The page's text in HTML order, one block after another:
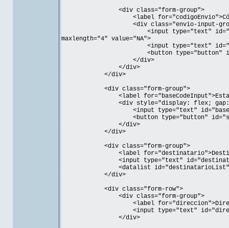
<div class="form-group">
<label for="codigoEnvio">Código
<div class="envio-input-
<input type="text"
maxlength="4" value="NA">
<input type="text"
<button type="button"
</div>
</div>
</div>
<div class="form-group">
<label
<div style="display: flex; gap:
<input type="text"
<button type="button"
</div>
</div>
<div class="form-group">
<label
<input type="text" id="destinatario"
<datalist
</div>
<div class="form-row">
<div class="form-group">
<label
<input type="text"
</div>